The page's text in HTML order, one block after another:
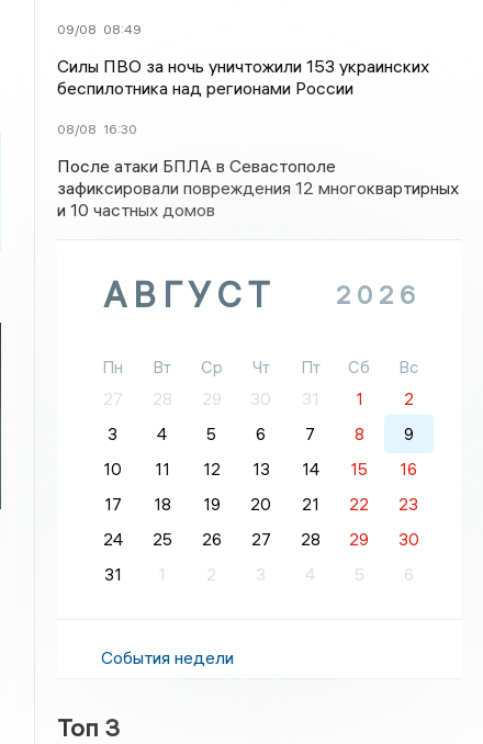
09/08 08:49
Силы ПВО за ночь уничтожили 153 украинских
беспилотника над регионами России
08/08 16:30
После атаки БПЛА в Севастополе
зафиксировали повреждения 12 многоквартирных
и 10 частных домов
АВГУСТ 2026
Пн Вт Ср Чт Пт Сб
Вс
27
28 29 30 31 1
2
3
4 5 6 7 8
9
10
11 12 13 14 15
16
17
18 19 20 21 22
23
24
25 26 27 28 29
30
31
1 2 3 4 5 6
События недели
Топ 3